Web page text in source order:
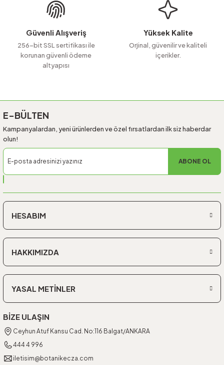
Bu ürüne benzer farklı alternatifler olmalı.
Güvenli Alışveriş
256-bit SSL sertifikası ile
korunan güvenli ödeme
altyapısı
Yüksek Kalite
Orjinal, güvenilir ve kaliteli
içerikler.
E-BÜLTEN
Kampanyalardan, yeni ürünlerden ve özel fırsatlardan ilk siz haberdar
olun!
ABONE OL
HESABIM
HAKKIMIZDA
YASAL METİNLER
BİZE ULAŞIN
Ceyhun Atuf Kansu Cad. No:116 Balgat/ANKARA
444 4 996
iletisim@botanikecza.com